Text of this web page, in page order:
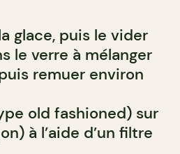
glace, puis le vider
le verre à mélanger
remuer environ
old fashioned) sur
à l’aide d’un filtre